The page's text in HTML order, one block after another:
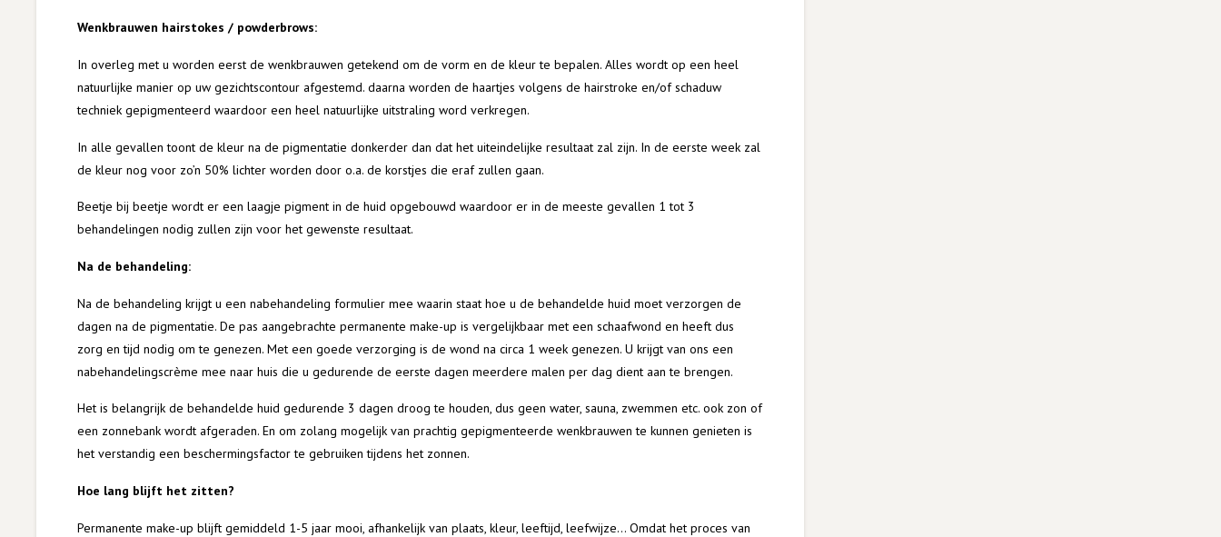
Wenkbrauwen hairstokes / powderbrows:
In overleg met u worden eerst de wenkbrauwen getekend om de vorm en de kleur te bepalen. Alles wordt op een heel
natuurlijke manier op uw gezichtscontour afgestemd. daarna worden de haartjes volgens de hairstroke en/of schaduw
techniek gepigmenteerd waardoor een heel natuurlijke uitstraling word verkregen.
In alle gevallen toont de kleur na de pigmentatie donkerder dan dat het uiteindelijke resultaat zal zijn. In de eerste week zal
de kleur nog voor zo’n 50% lichter worden door o.a. de korstjes die eraf zullen gaan.
Beetje bij beetje wordt er een laagje pigment in de huid opgebouwd waardoor er in de meeste gevallen 1 tot 3
behandelingen nodig zullen zijn voor het gewenste resultaat.
Na de behandeling:
Na de behandeling krijgt u een nabehandeling formulier mee waarin staat hoe u de behandelde huid moet verzorgen de
dagen na de pigmentatie. De pas aangebrachte permanente make-up is vergelijkbaar met een schaafwond en heeft dus
zorg en tijd nodig om te genezen. Met een goede verzorging is de wond na circa 1 week genezen. U krijgt van ons een
nabehandelingscrème mee naar huis die u gedurende de eerste dagen meerdere malen per dag dient aan te brengen.
Het is belangrijk de behandelde huid gedurende 3 dagen droog te houden, dus geen water, sauna, zwemmen etc. ook zon of
een zonnebank wordt afgeraden. En om zolang mogelijk van prachtig gepigmenteerde wenkbrauwen te kunnen genieten is
het verstandig een beschermingsfactor te gebruiken tijdens het zonnen.
Hoe lang blijft het zitten?
Permanente make-up blijft gemiddeld 1-5 jaar mooi, afhankelijk van plaats, kleur, leeftijd, leefwijze… Omdat het proces van